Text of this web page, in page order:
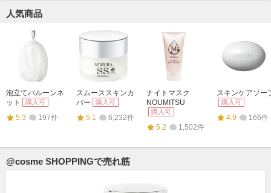
人気商品
泡立てバルーンネ
ット
購入可
5.3 197件
スムーススキンカ
バー
購入可
5.1 6,232件
ナイトマスク
NOUMITSU
購入可
5.2 1,502件
スキンケアソー
購入可
4.9 166件
@cosme SHOPPINGで売れ筋